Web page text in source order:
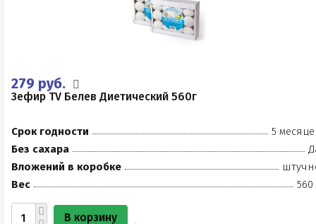
279 руб.
Зефир TV Белев Диетический 560г
Срок годности
5
Без сахара
Вложений в коробке
Вес
560
В корзину